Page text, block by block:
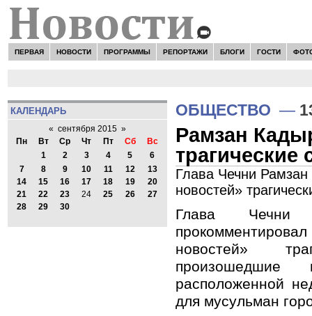
ПЕРВАЯ НОВОСТИ ПРОГРАММЫ РЕПОРТАЖИ БЛОГИ ГОСТИ
КАЛЕНДАРЬ
« сентября 2015 »
Пн
Вт Ср Чт Пт Сб
Вс
1
2 3 4 5
6
7
8 9 10 11 12
13
14
15 16 17 18 19
20
21
22 23 24 25 26
27
28
29 30
ОБЩЕСТВО —
Рамзан
трагические
Глава Чечни
новостей»
Глава Чечни
новостей»
расположенной
для мусульман